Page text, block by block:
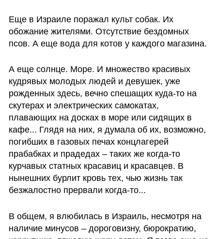
Еще в Израиле поражал культ собак. Их
обожание жителями. Отсутствие бездомных
А еще солнце. Море. И множество красивых
кудрявых молодых людей и девушек, уже
рожденных здесь, вечно спешащих куда-то на
скутерах и электрических самокатах,
плавающих на досках в море или сидящих в
кафе... Глядя на них, я думала об их, возможно,
погибших в газовых печах концлагерей
прабабках и прадедах – таких же когда-то
курчавых статных красавиц и красавцев. В
нынешних бурлит кровь тех, чью жизнь так
безжалостно прервали когда-то...
В общем, я влюбилась в Израиль, несмотря на
наличие минусов – дороговизну, бюрократию,